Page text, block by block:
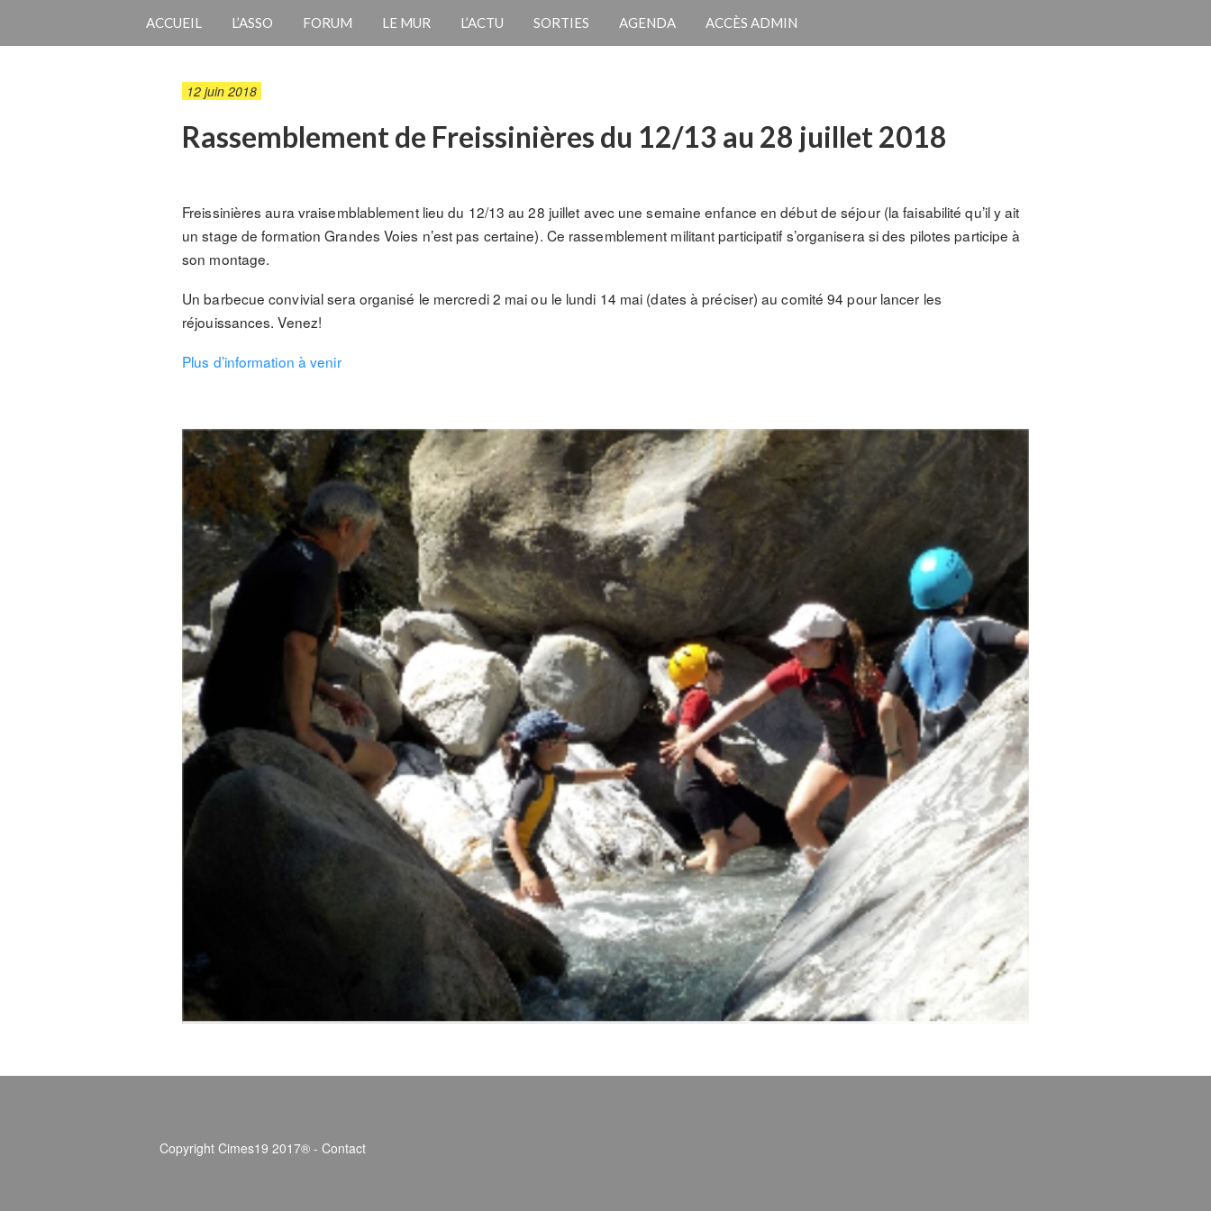
ACCUEIL L’ASSO FORUM LE MUR L’ACTU SORTIES AGENDA ACCÈS ADMIN
12 juin 2018
Rassemblement de Freissinières du 12/13 au 28 juillet 2018
Freissinières aura vraisemblablement lieu du 12/13 au 28 juillet avec une semaine enfance en début de séjour (la faisabilité qu’il y ait
un stage de formation Grandes Voies n’est pas certaine). Ce rassemblement militant participatif s’organisera si des pilotes participe à
son montage.
Un barbecue convivial sera organisé le mercredi 2 mai ou le lundi 14 mai (dates à préciser) au comité 94 pour lancer les
réjouissances. Venez!
Plus d’information à venir
Copyright Cimes19 2017® - Contact